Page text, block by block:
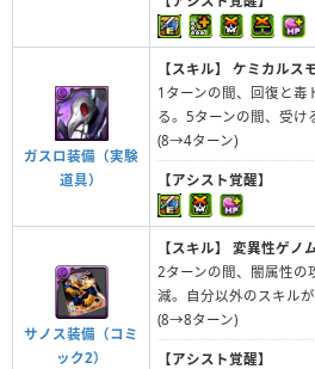
ガスロ装備（実験
道具）
【スキル】
ケミカルス
1ターンの間、回復と毒
る。5ターンの間、受け
(8→4ターン)
【アシスト覚醒】
サノス装備（コミ
ック2）
【スキル】
変異性ゲノ
2ターンの間、闇属性の
減。自分以外のスキルが
(8→8ターン)
【アシスト覚醒】